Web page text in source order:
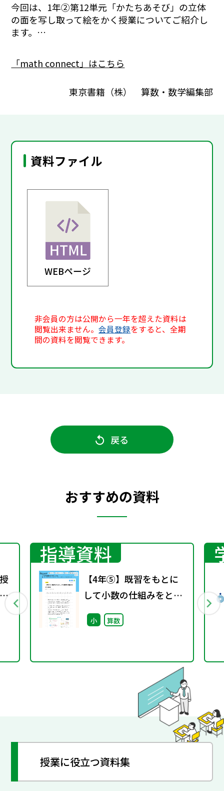
今回は、1年②第12単元「かたちあそび」の立体
の面を写し取って絵をかく授業についてご紹介し
ます。…
「math connect」はこちら
東京書籍（株） 算数・数学編集部
資料ファイル
WEBページ
非会員の方は公開から一年を超えた資料は
閲覧出来ません。会員登録をすると、全期
間の資料を閲覧できます。
戻る
おすすめの資料
指導資料
【4年⑤】既習をもとに
して小数の仕組みをとら
える
小 算数
授業に役立つ資料集